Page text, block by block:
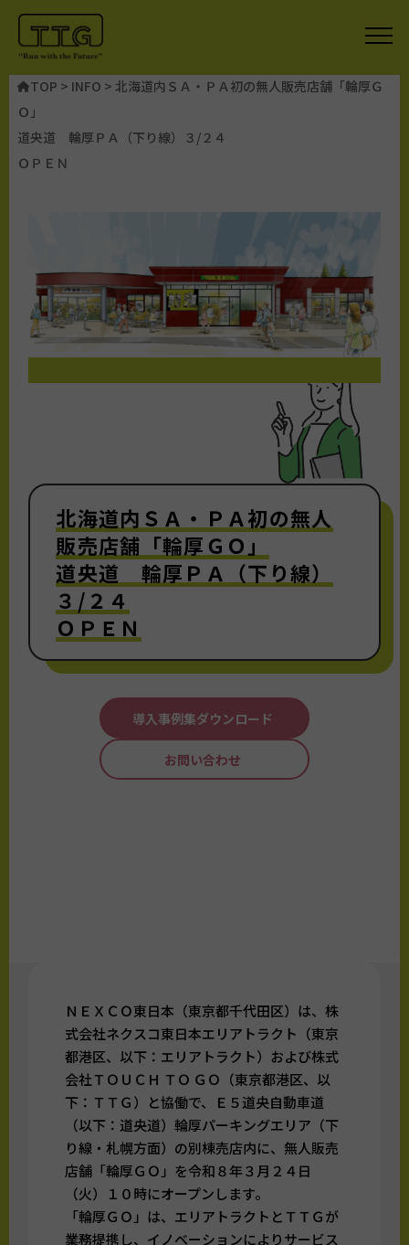
TOP > INFO > 北海道内ＳＡ・ＰＡ初の無人販売店舗「輪厚Ｇ
Ｏ」
道央道 輪厚ＰＡ（下り線）３/２４
ＯＰＥＮ
北海道内ＳＡ・ＰＡ初の無人
販売店舗「輪厚ＧＯ」
道央道 輪厚ＰＡ（下り線）
３/２４
ＯＰＥＮ
導入事例集ダウンロード
お問い合わせ
ＮＥＸＣＯ東日本（東京都千代田区）は、株
式会社ネクスコ東日本エリアトラクト（東京
都港区、以下：エリアトラクト）および株式
会社ＴＯＵＣＨ ＴＯ ＧＯ（東京都港区、以
下：ＴＴＧ）と協働で、Ｅ５道央自動車道
（以下：道央道）輪厚パーキングエリア（下
り線・札幌方面）の別棟売店内に、無人販売
店舗「輪厚ＧＯ」を令和８年３月２４日
（火）１０時にオープンします。
「輪厚ＧＯ」は、エリアトラクトとＴＴＧが
業務提携し、イノベーションによりサービス